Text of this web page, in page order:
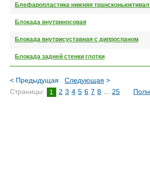
Блефаропластика нижняя
Блокада внутриносовая
Блокада внутрисуставная с дипроспаном
Блокада задней стенки глотки
< Предыдущая Следующая >
Страницы:
1 2 3 4 5 6 7 8 ... 25